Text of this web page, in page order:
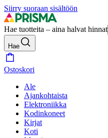
Siirry suoraan sisältöön
Hae tuotteita – aina halvat hinnat
Hae
Ostoskori
Ale
Ajankohtaista
Elektroniikka
Kodinkoneet
Kirjat
Koti